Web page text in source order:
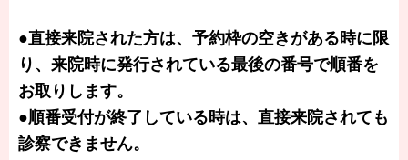
●直接来院された方は、予約枠の空きがある時に限
り、来院時に発行されている最後の番号で順番を
お取りします。
●順番受付が終了している時は、直接来院されても
診察できません。